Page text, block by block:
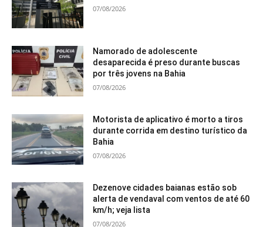
07/08/2026
Namorado de adolescente
desaparecida é preso durante buscas
por três jovens na Bahia
07/08/2026
Motorista de aplicativo é morto a tiros
durante corrida em destino turístico da
Bahia
07/08/2026
Dezenove cidades baianas estão sob
alerta de vendaval com ventos de até 60
km/h; veja lista
07/08/2026